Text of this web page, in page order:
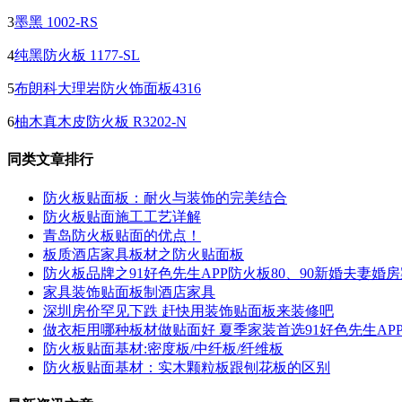
3墨黑 1002-RS
4纯黑防火板 1177-SL
5布朗科大理岩防火饰面板4316
6柚木真木皮防火板 R3202-N
同类文章排行
防火板贴面板：耐火与装饰的完美结合
防火板贴面施工工艺详解
青岛防火板贴面的优点！
板质酒店家具板材之防火贴面板
防火板品牌之91好色先生APP防火板80、90新婚夫妻婚
家具装饰贴面板制酒店家具
深圳房价罕见下跌 赶快用装饰贴面板来装修吧
做衣柜用哪种板材做贴面好 夏季家装首选91好色先生
防火板贴面基材:密度板/中纤板/纤维板
防火板贴面基材：实木颗粒板跟刨花板的区别